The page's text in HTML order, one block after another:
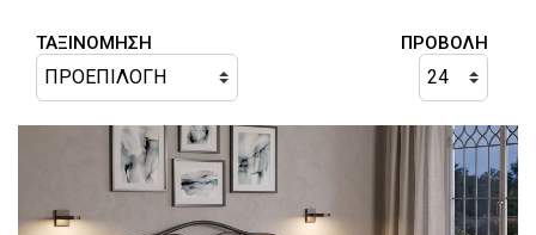
Τουαλέτες
ΤΑΞΙΝΟΜΗΣΗ ΠΡΟΒΟΛΗ